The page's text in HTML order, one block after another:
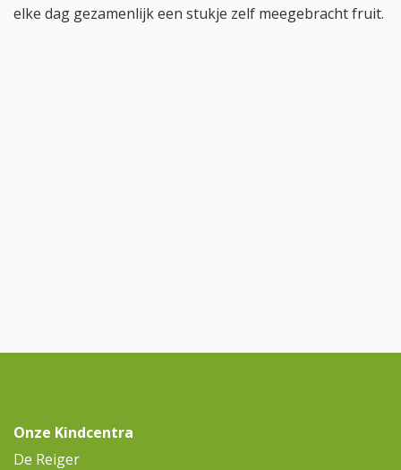
elke dag gezamenlijk een stukje zelf meegebracht fruit.
Onze Kindcentra
De Reiger